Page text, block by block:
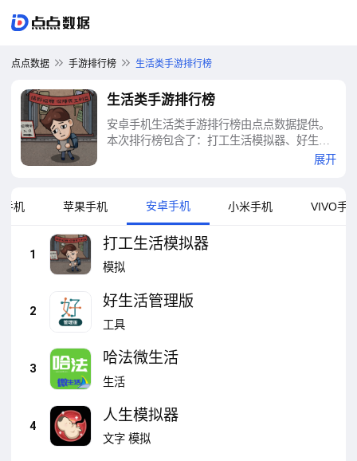
点点数据 手游排行榜 生活类手游排行榜
生活类手游排行榜
安卓手机生活类手游排行榜由点点数据提供。
本次排行榜包含了：打工生活模拟器、好生活
览器、多邻国｜高效学外语等十大生活类手游
排行榜
展开
手机 苹果手机 安卓手机 小米手机 VIVO手
1
打工生活模拟器
模拟
2
好生活管理版
工具
3
哈法微生活
生活
4
人生模拟器
文字 模拟